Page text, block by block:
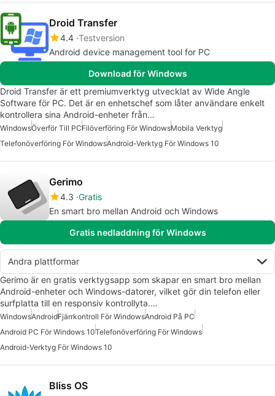
Droid Transfer
4.4 Testversion
Android device management tool for PC
Download för Windows
Droid Transfer är ett premiumverktyg utvecklat av Wide Angle
Software för PC. Det är en enhetschef som låter användare enkelt
kontrollera sina Android-enheter från…
WindowsÖverför Till PCFilöverföring För WindowsMobila Verktyg
Telefonöverföring För WindowsAndroid-Verktyg För Windows 10
Gerimo
4.3 Gratis
En smart bro mellan Android och Windows
Gratis nedladdning för Windows
Andra plattformar
Gerimo är en gratis verktygsapp som skapar en smart bro mellan
Android-enheter och Windows-datorer, vilket gör din telefon eller
surfplatta till en responsiv kontrollyta.…
WindowsAndroidFjärrkontroll För WindowsAndroid På PC
Android PC För Windows 10Telefonöverföring För Windows
Android-Verktyg För Windows 10
Bliss OS